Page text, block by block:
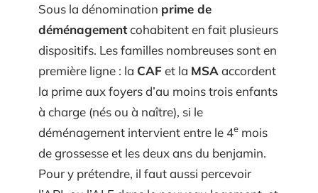
Sous la dénomination prime de
déménagementcohabitent en fait plusieurs
dispositifs. Les familles nombreuses sont en
première ligne : la CAFet la MSA accordent
la prime aux foyers d’au moins trois enfants
à charge (nés ou à naître), si le
déménagement intervient entre le 4e mois
de grossesse et les deux ans du benjamin.
Pour y prétendre, il faut aussi percevoir